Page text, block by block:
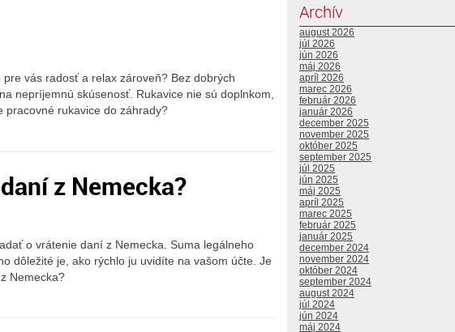
vás radosť a relax zároveň? Bez dobrých
nepríjemnú skúsenosť. Rukavice nie sú doplnkom,
pracovné rukavice do záhrady?
z Nemecka?
o vrátenie daní z Nemecka. Suma legálneho
dôležité je, ako rýchlo ju uvidíte na vašom účte. Je
Nemecka?
Archív
august 2026
júl 2026
jún 2026
máj 2026
apríl 2026
marec 2026
február 2026
január 2026
december 2025
november 2025
október 2025
september 2025
júl 2025
jún 2025
máj 2025
apríl 2025
marec 2025
február 2025
január 2025
december 2024
november 2024
október 2024
september 2024
august 2024
júl 2024
jún 2024
máj 2024